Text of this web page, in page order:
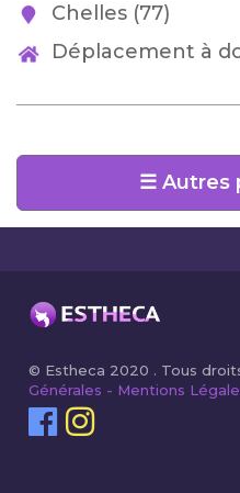
Chelles (77)
Déplacement à
☰ Autres
© Estheca 2020 . Tous
Générales - Mentions